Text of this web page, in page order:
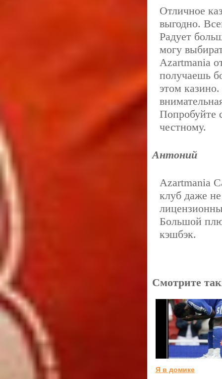
Отличное
выгодно.
Радует
могу
Azartmania
получаешь
этом
Попробуйте
честному.
Антоний
Azartmania
клуб даже
Большой
кэшбэк.
Смотрите
Я в домике